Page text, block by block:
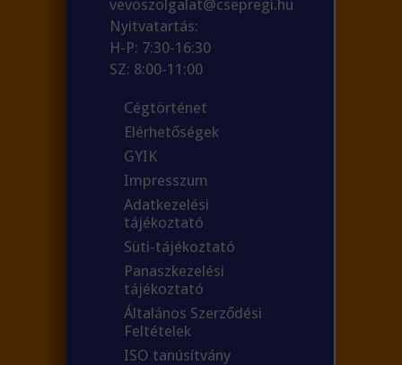
vevoszolgalat@csepregi.hu
Nyitvatartás:
H-P: 7:30-16:30
SZ: 8:00-11:00
Cégtörténet
Elérhetőségek
GYIK
Impresszum
Adatkezelési
tájékoztató
Süti-tájékoztató
Panaszkezelési
tájékoztató
Általános Szerződési
Feltételek
ISO tanúsítvány